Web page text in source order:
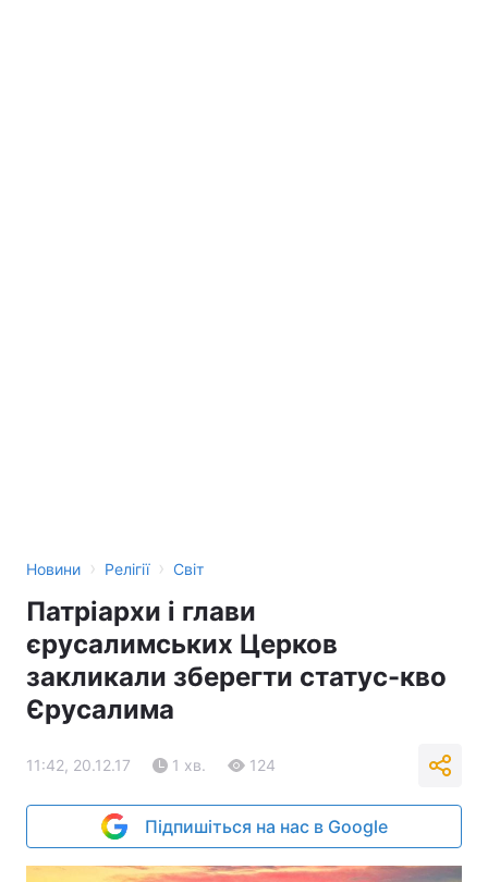
Новини › Релігії › Світ
Патріархи і глави
єрусалимських Церков
закликали зберегти статус-кво
Єрусалима
11:42, 20.12.17 1 хв. 124
Підпишіться на нас в Google